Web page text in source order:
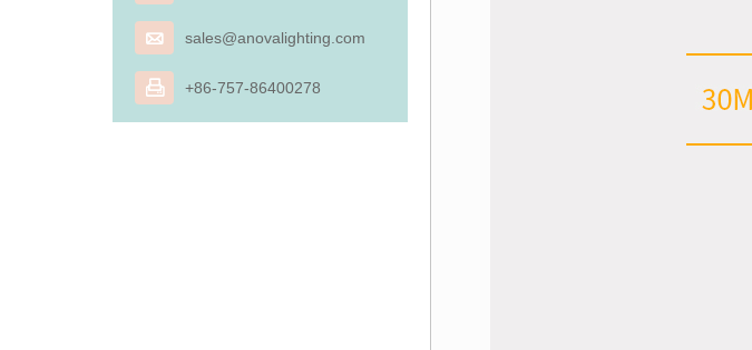
 sales@anovalighting.com
 +86-757-86400278